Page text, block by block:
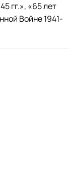
гг.», «65 лет
Войне 1941-